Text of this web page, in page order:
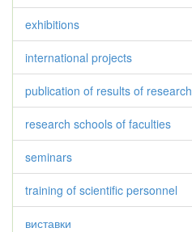
exhibitions
international projects
publication of results of research
research schools of faculties
seminars
training of scientific personnel
виставки